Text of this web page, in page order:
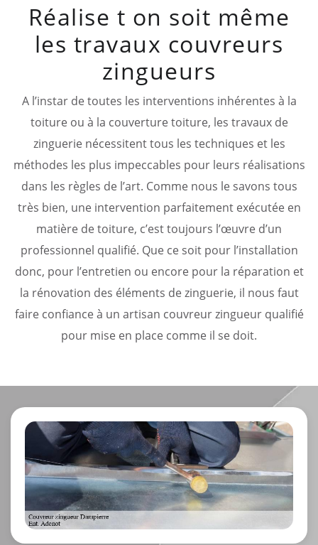
Réalise t on soit même
les travaux couvreurs
zingueurs
A l’instar de toutes les interventions inhérentes à la
toiture ou à la couverture toiture, les travaux de
zinguerie nécessitent tous les techniques et les
méthodes les plus impeccables pour leurs réalisations
dans les règles de l’art. Comme nous le savons tous
très bien, une intervention parfaitement exécutée en
matière de toiture, c’est toujours l’œuvre d’un
professionnel qualifié. Que ce soit pour l’installation
donc, pour l’entretien ou encore pour la réparation et
la rénovation des éléments de zinguerie, il nous faut
faire confiance à un artisan couvreur zingueur qualifié
pour mise en place comme il se doit.